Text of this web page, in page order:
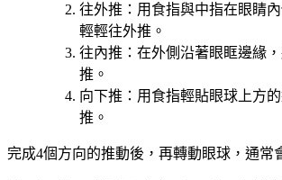
往外推：用食指與中指在眼睛
輕輕往外推。
往內推：在外側沿著眼眶邊緣
推。
向下推：用食指輕貼眼球上方
推。
完成4個方向的推動後，再轉動眼球，通常